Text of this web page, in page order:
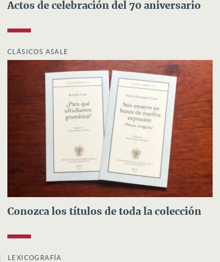
Actos de celebración del 70 aniversario
CLÁSICOS ASALE
Conozca los títulos de toda la colección
LEXICOGRAFÍA